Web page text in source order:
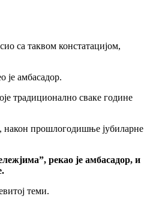
са таквом констатацијом,
је амбасадор.
традиционално сваке године
након прошлогодишње јубиларне
рекао је амбасадор, и
теми.